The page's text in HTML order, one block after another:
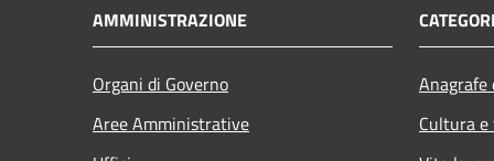
AMMINISTRAZIONE
Organi di Governo
Aree Amministrative
Cultura